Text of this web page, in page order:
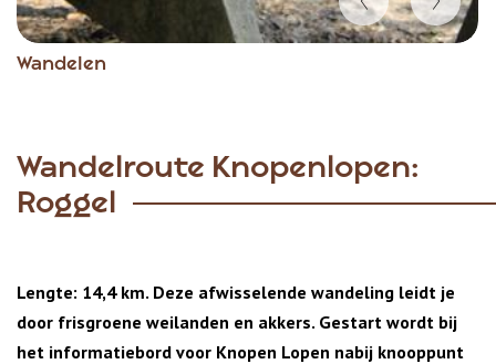
Wandelen
Item
Wandelroute Knopenlopen:
Roggel
Lengte: 14,4 km. Deze afwisselende wandeling leidt je
door frisgroene weilanden en akkers. Gestart wordt bij
het informatiebord voor Knopen Lopen nabij knooppunt